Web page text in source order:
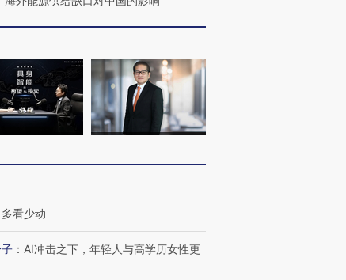
走私7万
内含3种
视线｜被称为“蟑螂”的印
度Z世代 用街头抗争将教
视线｜“入侵”还是“人道危
机”？难民潮撕裂西班牙
四届链博
“链”接产
【特别呈现】寻找100种
【商旅对话】华住集团
CFO：不靠规模取胜，华
多看少动
： AI冲击之下，年轻人与高学历女性更